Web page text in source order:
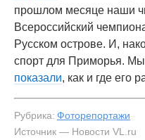
прошлом месяце наши
Всероссийский
Русском острове. И,
спорт для Приморья. Мы
показали, как и где его
Рубрика: Фоторепортажи
Источник — Новости VL.ru